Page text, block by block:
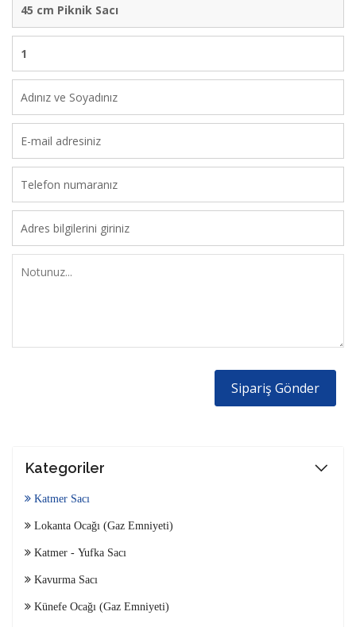
Sipariş Gönder
Kategoriler
Katmer Sacı
Lokanta Ocağı (Gaz Emniyeti)
Katmer - Yufka Sacı
Kavurma Sacı
Künefe Ocağı (Gaz Emniyeti)